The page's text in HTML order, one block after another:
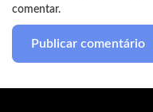
comentar.